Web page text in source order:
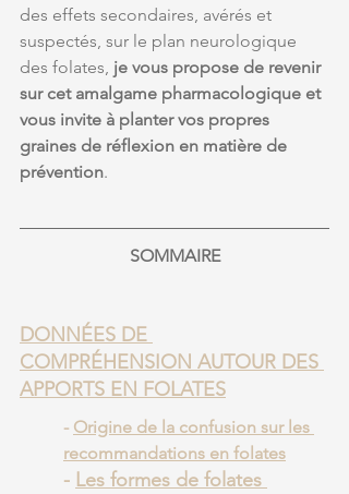
des effets secondaires, avérés et
suspectés, sur le plan neurologique
des folates, je vous propose de revenir
sur cet amalgame pharmacologique et
vous invite à planter vos propres
graines de réflexion en matière de
prévention.
SOMMAIRE
DONNÉES DE
COMPRÉHENSION AUTOUR DES
APPORTS EN FOLATES
- Origine de la confusion sur les
recommandations en folates
- Les formes de folates